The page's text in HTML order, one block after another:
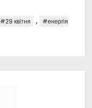
#29 квітня ,
#енергія